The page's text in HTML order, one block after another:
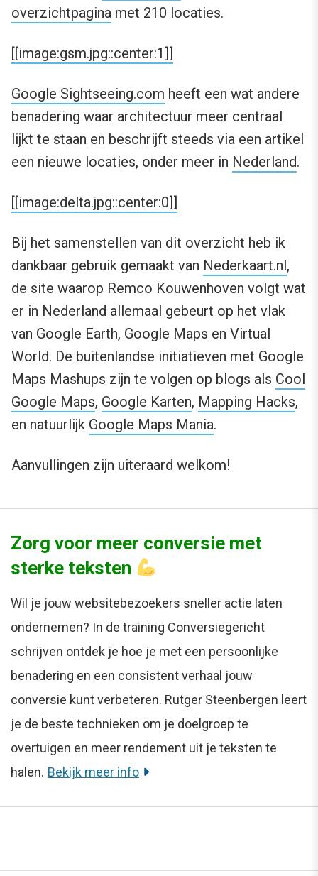
overzichtpagina met 210 locaties.
[[image:gsm.jpg::center:1]]
Google Sightseeing.com heeft een wat andere
benadering waar architectuur meer centraal
lijkt te staan en beschrijft steeds via een artikel
een nieuwe locaties, onder meer in Nederland.
[[image:delta.jpg::center:0]]
Bij het samenstellen van dit overzicht heb ik
dankbaar gebruik gemaakt van Nederkaart.nl,
de site waarop Remco Kouwenhoven volgt wat
er in Nederland allemaal gebeurt op het vlak
van Google Earth, Google Maps en Virtual
World. De buitenlandse initiatieven met Google
Maps Mashups zijn te volgen op blogs als Cool
Google Maps, Google Karten, Mapping Hacks,
en natuurlijk Google Maps Mania.
Aanvullingen zijn uiteraard welkom!
Zorg voor meer conversie met
sterke teksten
Wil je jouw websitebezoekers sneller actie laten
ondernemen? In de training Conversiegericht
schrijven ontdek je hoe je met een persoonlijke
benadering en een consistent verhaal jouw
conversie kunt verbeteren. Rutger Steenbergen leert
je de beste technieken om je doelgroep te
overtuigen en meer rendement uit je teksten te
halen. Bekijk meer info